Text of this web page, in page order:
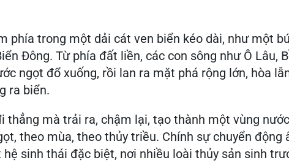
phía trong một dải cát ven biển kéo dài, như một
Đông. Từ phía đất liền, các con sông như Ô Lâu,
ngọt đổ xuống, rồi lan ra mặt phá rộng lớn, hòa
ra biển.
thẳng mà trải ra, chậm lại, tạo thành một vùng
theo mùa, theo thủy triều. Chính sự chuyển động
sinh thái đặc biệt, nơi nhiều loài thủy sản sinh